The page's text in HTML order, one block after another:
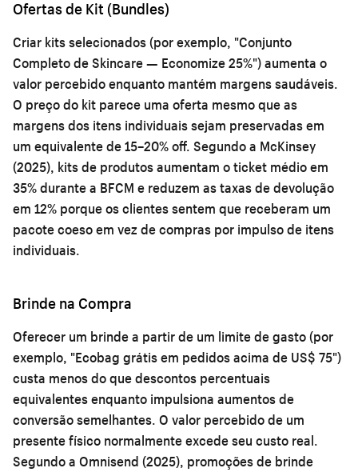
Ofertas de Kit (Bundles)
Criar kits selecionados (por exemplo, "Conjunto
Completo de Skincare — Economize 25%") aumenta o
valor percebido enquanto mantém margens saudáveis.
O preço do kit parece uma oferta mesmo que as
margens dos itens individuais sejam preservadas em
um equivalente de 15–20% off. Segundo a McKinsey
(2025), kits de produtos aumentam o ticket médio em
35% durante a BFCM e reduzem as taxas de devolução
em 12% porque os clientes sentem que receberam um
pacote coeso em vez de compras por impulso de itens
individuais.
Brinde na Compra
Oferecer um brinde a partir de um limite de gasto (por
exemplo, "Ecobag grátis em pedidos acima de US$ 75")
custa menos do que descontos percentuais
equivalentes enquanto impulsiona aumentos de
conversão semelhantes. O valor percebido de um
presente físico normalmente excede seu custo real.
Segundo a Omnisend (2025), promoções de brinde